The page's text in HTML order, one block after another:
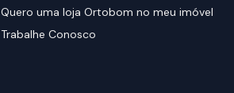
Quero uma loja Ortobom no meu imóvel
Trabalhe Conosco